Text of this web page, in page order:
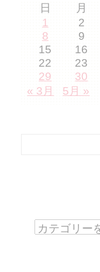
日
月
1
2
8
9
15
16
22
23
29
30
« 3月
5月 »